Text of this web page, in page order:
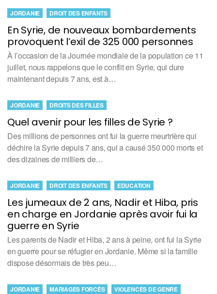
En Syrie, de nouveaux bombardements
provoquent l’exil de 325 000 personnes
JORDANIE DROIT DES ENFANTS
À l’occasion de la Journée mondiale de la population ce 11
juillet, nous rappelons que le conflit en Syrie, qui dure
maintenant depuis 7 ans, est à…
Quel avenir pour les filles de Syrie ?
JORDANIE DROITS DES FILLES
Des millions de personnes ont fui la guerre meurtrière qui
déchire la Syrie depuis 7 ans, qui a causé 350 000 morts et
des dizaines de milliers de…
Les jumeaux de 2 ans, Nadir et Hiba, pris
en charge en Jordanie après avoir fui la
guerre en Syrie
JORDANIE DROIT DES ENFANTS EDUCATION
Les parents de Nadir et Hiba, 2 ans à peine, ont fui la Syrie
en guerre pour se réfugier en Jordanie. Même si la famille
dispose désormais de très peu…
JORDANIE MARIAGES FORCÉS VIOLENCES DE GENRE